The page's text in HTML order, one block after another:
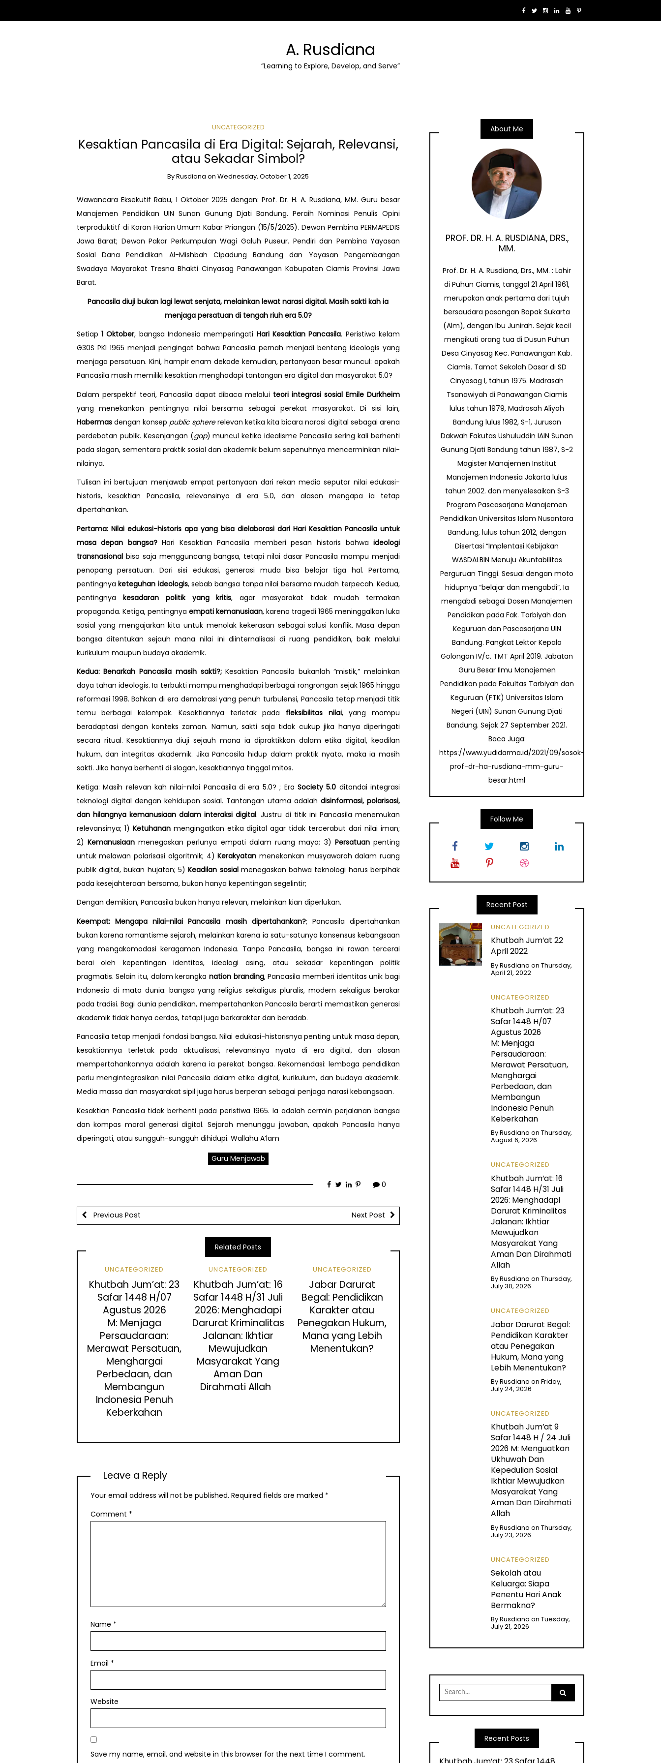
A. Rusdiana
“Learning to Explore, Develop, and Serve”
UNCATEGORIZED
Kesaktian Pancasila di Era Digital: Sejarah, Relevansi,
atau Sekadar Simbol?
ByRusdiana onWednesday, October 1, 2025
Wawancara Eksekutif Rabu, 1 Oktober 2025 dengan: Prof. Dr. H. A. Rusdiana, MM. Guru besar
Manajemen Pendidikan UIN Sunan Gunung Djati Bandung. Peraih Nominasi Penulis Opini
terproduktitf di Koran Harian Umum Kabar Priangan (15/5/2025). Dewan Pembina PERMAPEDIS
Jawa Barat; Dewan Pakar Perkumpulan Wagi Galuh Puseur. Pendiri dan Pembina Yayasan
Sosial Dana Pendidikan Al-Mishbah Cipadung Bandung dan Yayasan Pengembangan
Swadaya Mayarakat Tresna Bhakti Cinyasag Panawangan Kabupaten Ciamis Provinsi Jawa
Barat.
Pancasila diuji bukan lagi lewat senjata, melainkan lewat narasi digital. Masih sakti kah ia
menjaga persatuan di tengah riuh era 5.0?
Setiap1 Oktober, bangsa Indonesia memperingati Hari Kesaktian Pancasila. Peristiwa kelam
G30S PKI 1965 menjadi pengingat bahwa Pancasila pernah menjadi benteng ideologis yang
menjaga persatuan. Kini, hampir enam dekade kemudian, pertanyaan besar muncul: apakah
Pancasila masih memiliki kesaktian menghadapi tantangan era digital dan masyarakat 5.0?
Dalam perspektif teori, Pancasila dapat dibaca melalui teori integrasi sosial Emile Durkheim
yang menekankan pentingnya nilai bersama sebagai perekat masyarakat. Di sisi lain,
Habermasdengan konsep public sphererelevan ketika kita bicara narasi digital sebagai arena
perdebatan publik. Kesenjangan (gap) muncul ketika idealisme Pancasila sering kali berhenti
pada slogan, sementara praktik sosial dan akademik belum sepenuhnya mencerminkan nilai-
nilainya.
Tulisan ini bertujuan menjawab empat pertanyaan dari rekan media seputar nilai edukasi-
historis, kesaktian Pancasila, relevansinya di era 5.0, dan alasan mengapa ia tetap
dipertahankan.
Pertama: Nilai edukasi-historis apa yang bisa dielaborasi dari Hari Kesaktian Pancasila untuk
masa depan bangsa?Hari Kesaktian Pancasila memberi pesan historis bahwaideologi
transnasionalbisa saja mengguncang bangsa, tetapi nilai dasar Pancasila mampu menjadi
penopang persatuan. Dari sisi edukasi, generasi muda bisa belajar tiga hal. Pertama,
pentingnyaketeguhan ideologis, sebab bangsa tanpa nilai bersama mudah terpecah. Kedua,
pentingnya kesadaran politik yang kritis, agar masyarakat tidak mudah termakan
propaganda. Ketiga, pentingnya empati kemanusiaan, karena tragedi 1965 meninggalkan luka
sosial yang mengajarkan kita untuk menolak kekerasan sebagai solusi konflik. Masa depan
bangsa ditentukan sejauh mana nilai ini diinternalisasi di ruang pendidikan, baik melalui
kurikulum maupun budaya akademik.
Kedua: Benarkah Pancasila masih sakti?;Kesaktian Pancasila bukanlah “mistik,” melainkan
daya tahan ideologis. Ia terbukti mampu menghadapi berbagai rongrongan sejak 1965 hingga
reformasi 1998. Bahkan di era demokrasi yang penuh turbulensi, Pancasila tetap menjadi titik
temu berbagai kelompok. Kesaktiannya terletak pada fleksibilitas nilai, yang mampu
beradaptasi dengan konteks zaman. Namun, sakti saja tidak cukup jika hanya diperingati
secara ritual. Kesaktiannya diuji sejauh mana ia dipraktikkan dalam etika digital, keadilan
hukum, dan integritas akademik. Jika Pancasila hidup dalam praktik nyata, maka ia masih
sakti. Jika hanya berhenti di slogan, kesaktiannya tinggal mitos.
Ketiga: Masih relevan kah nilai-nilai Pancasila di era 5.0? ; Era Society 5.0 ditandai integrasi
teknologi digital dengan kehidupan sosial. Tantangan utama adalahdisinformasi, polarisasi,
dan hilangnya kemanusiaan dalam interaksi digital. Justru di titik ini Pancasila menemukan
relevansinya; 1) Ketuhananmengingatkan etika digital agar tidak tercerabut dari nilai iman;
2) Kemanusiaanmenegaskan perlunya empati dalam ruang maya; 3) Persatuanpenting
untuk melawan polarisasi algoritmik; 4)Kerakyatan menekankan musyawarah dalam ruang
publik digital, bukan hujatan; 5)Keadilan sosialmenegaskan bahwa teknologi harus berpihak
pada kesejahteraan bersama, bukan hanya kepentingan segelintir;
Dengan demikian, Pancasila bukan hanya relevan, melainkan kian diperlukan.
Keempat: Mengapa nilai-nilai Pancasila masih dipertahankan?; Pancasila dipertahankan
bukan karena romantisme sejarah, melainkan karena ia satu-satunya konsensus kebangsaan
yang mengakomodasi keragaman Indonesia. Tanpa Pancasila, bangsa ini rawan tercerai
berai oleh kepentingan identitas, ideologi asing, atau sekadar kepentingan politik
pragmatis. Selain itu, dalam kerangkanation branding, Pancasila memberi identitas unik bagi
Indonesia di mata dunia: bangsa yang religius sekaligus pluralis, modern sekaligus berakar
pada tradisi. Bagi dunia pendidikan, mempertahankan Pancasila berarti memastikan generasi
akademik tidak hanya cerdas, tetapi juga berkarakter dan beradab.
Pancasila tetap menjadi fondasi bangsa. Nilai edukasi-historisnya penting untuk masa depan,
kesaktiannya terletak pada aktualisasi, relevansinya nyata di era digital, dan alasan
mempertahankannya adalah karena ia perekat bangsa. Rekomendasi: lembaga pendidikan
perlu mengintegrasikan nilai Pancasila dalam etika digital, kurikulum, dan budaya akademik.
Media massa dan masyarakat sipil juga harus berperan sebagai penjaga narasi kebangsaan.
Kesaktian Pancasila tidak berhenti pada peristiwa 1965. Ia adalah cermin perjalanan bangsa
dan kompas moral generasi digital. Sejarah menunggu jawaban, apakah Pancasila hanya
diperingati, atau sungguh-sungguh dihidupi. Wallahu A’lam
Guru Menjawab
0
Previous Post Next Post
Related Posts
UNCATEGORIZED
Khutbah Jum’at: 23
Safar 1448 H/07
Agustus 2026
M: Menjaga
Persaudaraan:
Merawat Persatuan,
Menghargai
Perbedaan, dan
Membangun
Indonesia Penuh
Keberkahan
UNCATEGORIZED
Khutbah Jum’at: 16
Safar 1448 H/31 Juli
2026: Menghadapi
Darurat Kriminalitas
Jalanan: Ikhtiar
Mewujudkan
Masyarakat Yang
Aman Dan
Dirahmati Allah
UNCATEGORIZED
Jabar Darurat
Begal: Pendidikan
Karakter atau
Penegakan Hukum,
Mana yang Lebih
Menentukan?
Leave a Reply
Your email address will not be published. Required fields are marked *
Comment *
Name *
Email *
Website
Save my name, email, and website in this browser for the next time I comment.
About Me
PROF. DR. H. A. RUSDIANA, DRS.,
MM.
Prof. Dr. H. A. Rusdiana, Drs., MM. : Lahir
di Puhun Ciamis, tanggal 21 April 1961,
merupakan anak pertama dari tujuh
bersaudara pasangan Bapak Sukarta
(Alm), dengan Ibu Junirah. Sejak kecil
mengikuti orang tua di Dusun Puhun
Desa Cinyasag Kec. Panawangan Kab.
Ciamis. Tamat Sekolah Dasar di SD
Cinyasag I, tahun 1975. Madrasah
Tsanawiyah di Panawangan Ciamis
lulus tahun 1979, Madrasah Aliyah
Bandung lulus 1982, S-1, Jurusan
Dakwah Fakutas Ushuluddin IAIN Sunan
Gunung Djati Bandung tahun 1987, S-2
Magister Manajemen Institut
Manajemen Indonesia Jakarta lulus
tahun 2002. dan menyelesaikan S-3
Program Pascasarjana Manajemen
Pendidikan Universitas Islam Nusantara
Bandung, lulus tahun 2012, dengan
Disertasi “Implentasi Kebijakan
WASDALBIN Menuju Akuntabilitas
Perguruan Tinggi. Sesuai dengan moto
hidupnya “belajar dan mengabdi”, Ia
mengabdi sebagai Dosen Manajemen
Pendidikan pada Fak. Tarbiyah dan
Keguruan dan Pascasarjana UIN
Bandung. Pangkat Lektor Kepala
Golongan IV/c. TMT April 2019. Jabatan
Guru Besar Ilmu Manajemen
Pendidikan pada Fakultas Tarbiyah dan
Keguruan (FTK) Universitas Islam
Negeri (UIN) Sunan Gunung Djati
Bandung. Sejak 27 September 2021.
Baca Juga:
https://www.yudidarma.id/2021/09/sosok-
prof-dr-ha-rusdiana-mm-guru-
besar.html
Follow Me
Recent Post
UNCATEGORIZED
Khutbah Jum’at 22
April 2022
ByRusdiana on Thursday,
April 21, 2022
UNCATEGORIZED
Khutbah Jum’at: 23
Safar 1448 H/07
Agustus 2026
M: Menjaga
Persaudaraan:
Merawat Persatuan,
Menghargai
Perbedaan, dan
Membangun
Indonesia Penuh
Keberkahan
ByRusdiana on Thursday,
August 6, 2026
UNCATEGORIZED
Khutbah Jum’at: 16
Safar 1448 H/31 Juli
2026: Menghadapi
Darurat Kriminalitas
Jalanan: Ikhtiar
Mewujudkan
Masyarakat Yang
Aman Dan Dirahmati
Allah
ByRusdiana on Thursday,
July 30, 2026
UNCATEGORIZED
Jabar Darurat Begal:
Pendidikan Karakter
atau Penegakan
Hukum, Mana yang
Lebih Menentukan?
ByRusdiana on Friday,
July 24, 2026
UNCATEGORIZED
Khutbah Jum’at 9
Safar 1448 H / 24 Juli
2026 M: Menguatkan
Ukhuwah Dan
Kepedulian Sosial:
Ikhtiar Mewujudkan
Masyarakat Yang
Aman Dan Dirahmati
Allah
ByRusdiana on Thursday,
July 23, 2026
UNCATEGORIZED
Sekolah atau
Keluarga: Siapa
Penentu Hari Anak
Bermakna?
ByRusdiana on Tuesday,
July 21, 2026
Search
for:
Recent Posts